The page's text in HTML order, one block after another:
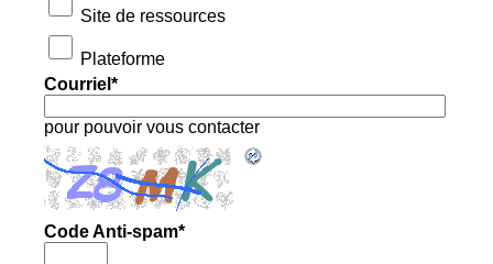
Site de ressources
Plateforme
Courriel *
pour pouvoir vous contacter
Code Anti-spam*